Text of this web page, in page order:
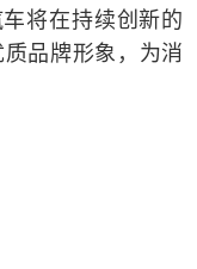
将在持续创新的
品牌形象，为消